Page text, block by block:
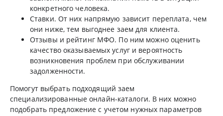
конкретного человека.
Ставки. От них напрямую зависит переплата, чем
они ниже, тем выгоднее заем для клиента.
Отзывы и рейтинг МФО. По ним можно оценить
качество оказываемых услуг и вероятность
возникновения проблем при обслуживании
задолженности.
Помогут выбрать подходящий заем
специализированные онлайн-каталоги. В них можно
подобрать предложение с учетом нужных параметров